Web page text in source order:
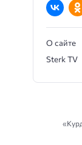
О сайте
Sterk TV